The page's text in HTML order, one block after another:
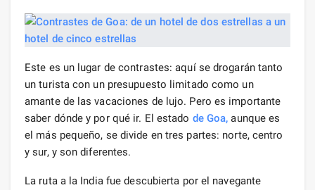
Este es un lugar de contrastes: aquí se drogarán tanto
un turista con un presupuesto limitado como un
amante de las vacaciones de lujo. Pero es importante
saber dónde y por qué ir. El estado de Goa, aunque es
el más pequeño, se divide en tres partes: norte, centro
y sur, y son diferentes.
La ruta a la India fue descubierta por el navegante